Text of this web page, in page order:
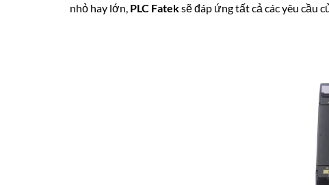
nhỏ hay lớn, PLC Fateksẽ đáp ứng tất cả các yêu cầu